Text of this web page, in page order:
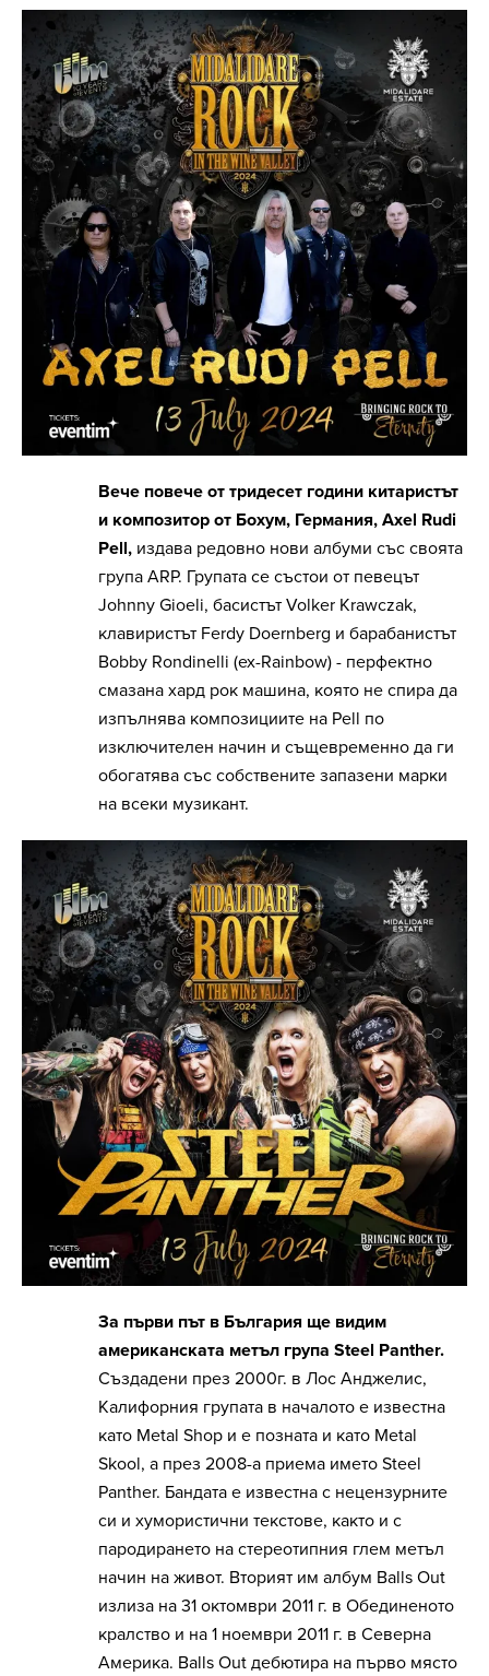
Вече повече от тридесет години китаристът
и композитор от Бохум, Германия, Axel Rudi
Pell, издава редовно нови албуми със своята
група ARP. Групата се състои от певецът
Johnny Gioeli, басистът Volker Krawczak,
клавиристът Ferdy Doernberg и барабанистът
Bobby Rondinelli (ex-Rainbow) - перфектно
смазана хард рок машина, която не спира да
изпълнява композициите на Pell по
изключителен начин и същевременно да ги
обогатява със собствените запазени марки
на всеки музикант.
За първи път в България ще видим
американската метъл група Steel Panther.
Създадени през 2000г. в Лос Анджелис,
Калифорния групата в началото е известна
като Metal Shop и е позната и като Metal
Skool, а през 2008-а приема името Steel
Panther. Бандата е известна с нецензурните
си и хумористични текстове, както и с
пародирането на стереотипния глем метъл
начин на живот. Вторият им албум Balls Out
излиза на 31 октомври 2011 г. в Обединеното
кралство и на 1 ноември 2011 г. в Северна
Америка. Balls Out дебютира на първо място